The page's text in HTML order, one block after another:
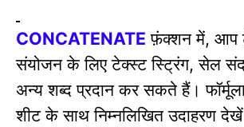
CONCATENATE फ़ंक्शन में, आप
संयोजन के लिए टेक्स्ट स्ट्रिंग,सेल
अन्य शब्द प्रदान कर सकते हैं।
शीट के साथ निम्नलिखित उदाहरण